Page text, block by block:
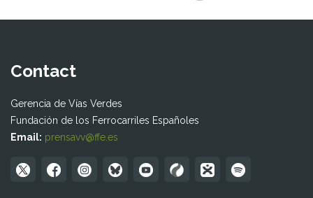
Contact
Gerencia de Vías Verdes
Fundación de los Ferrocarriles Españoles
Email: prensavv@ffe.es